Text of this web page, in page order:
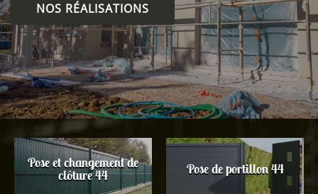
NOS RÉALISATIONS
Pose et changement de
clôture 44 Pose de portillon 44